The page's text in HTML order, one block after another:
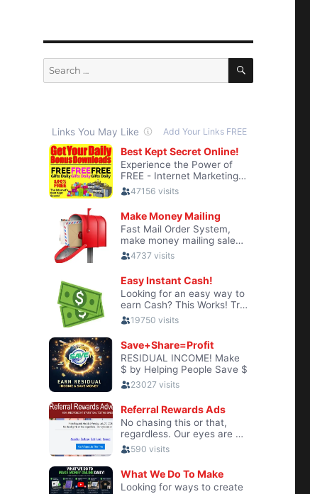
Search
for:
SEARCH